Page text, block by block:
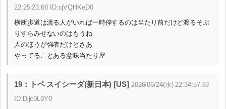
22:25:23.68 ID:cjVQHKeD0
横断歩道は渡る人がいれば一時停するのは当たり前だけど渡るそぶ
りすらみせないのはもうね
人のほうが強者だけどさあ
やってることある意味当たり屋
19：トペ スイシーダ(新日本) [US] 2026/06/24(水) 22:34:57.63
ID:Djjc9L9Y0